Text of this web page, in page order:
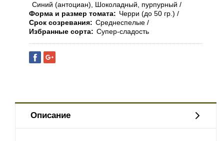
Синий (антоциан), Шоколадный, пурпурный
Форма и размер томата
Черри (до 50 гр.)
Срок созревания
Среднеспелые
Избранные сорта
Супер-сладость
Описание